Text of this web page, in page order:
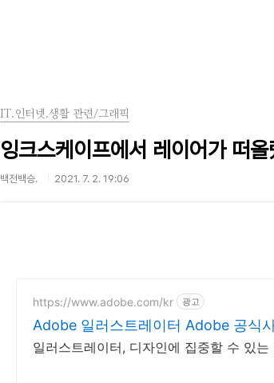
IT.인터넷.생활 관련/그래픽
잉크스케이프에서 레이어가 떠올
백전백승. 2021. 7. 2. 19:06
https://www.adobe.com/kr 광고
Adobe 일러스트레이터 Adobe 공식
일러스트레이터, 디자인에 집중할 수 있